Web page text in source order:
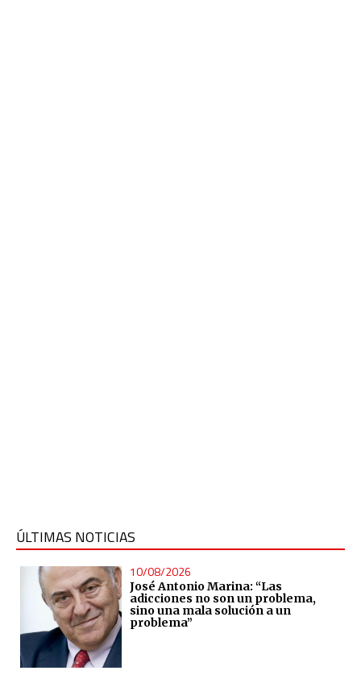
ÚLTIMAS NOTICIAS
10/08/2026
José Antonio Marina: “Las
adicciones no son un problema,
sino una mala solución a un
problema”